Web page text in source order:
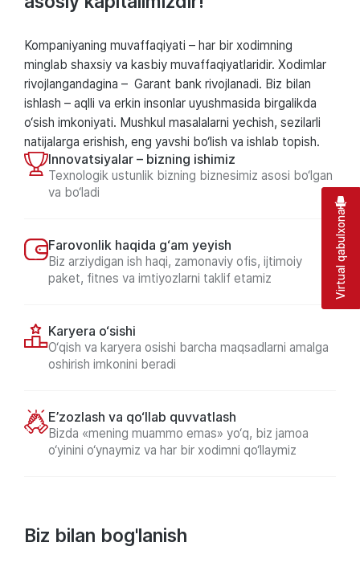
Kompaniyaning muvaffaqiyati – har bir xodimning
minglab shaxsiy va kasbiy muvaffaqiyatlaridir. Xodimlar
rivojlangandagina – Garant bank rivojlanadi. Biz bilan
ishlash – aqlli va erkin insonlar uyushmasida birgalikda
o‘sish imkoniyati. Mushkul masalalarni yechish, sezilarli
natijalarga erishish, eng yavshi bo‘lish va ishlab topish.
Innovatsiyalar – bizning ishimiz
Texnologik ustunlik bizning biznesimiz asosi bo‘lgan
va bo‘ladi
Farovonlik haqida g‘am yeyish
Biz arziydigan ish haqi, zamonaviy ofis, ijtimoiy
paket, fitnes va imtiyozlarni taklif etamiz
Karyera o‘sishi
O‘qish va karyera osishi barcha maqsadlarni amalga
oshirish imkonini beradi
E’zozlash va qo‘llab quvvatlash
Bizda «mening muammo emas» yo‘q, biz jamoa
o‘yinini o‘ynaymiz va har bir xodimni qo‘llaymiz
Biz bilan bog'lanish
Virtual qabulxona